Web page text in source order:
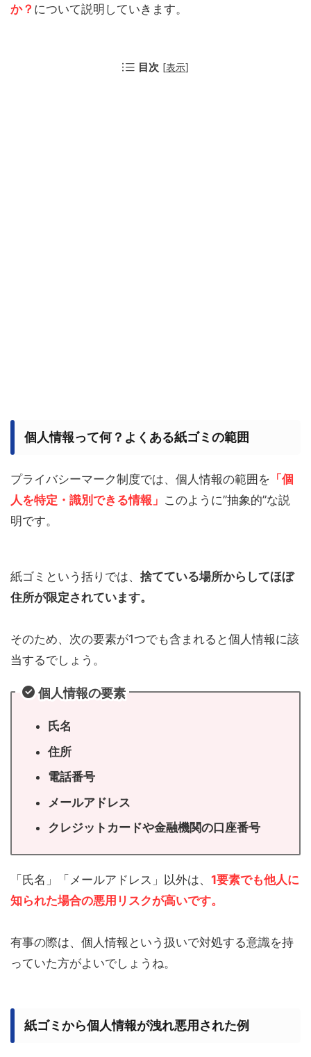
か？ について説明していきます。
目次 [表示]
個人情報って何？よくある紙ゴミの範囲
プライバシーマーク制度では、個人情報の範囲を 「個
人を特定・識別できる情報」 このように”抽象的”な説
明です。
紙ゴミという括りでは、 捨てている場所からしてほぼ
住所が限定されています。
そのため、次の要素が1つでも含まれると個人情報に該
当するでしょう。
個人情報の要素
氏名
住所
電話番号
メールアドレス
クレジットカードや金融機関の口座番号
「氏名」「メールアドレス」以外は、 1要素でも他人に
知られた場合の悪用リスクが高いです。
有事の際は、個人情報という扱いで対処する意識を持
っていた方がよいでしょうね。
紙ゴミから個人情報が洩れ悪用された例